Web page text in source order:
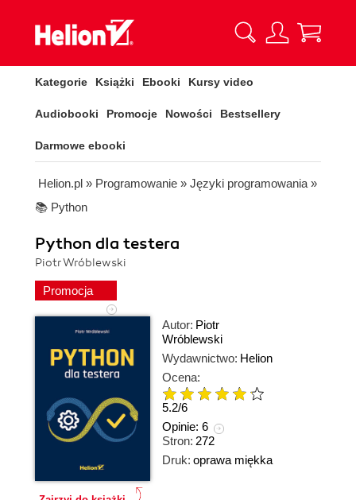
Kategorie Książki Ebooki Kursy video
Audiobooki Promocje Nowości Bestsellery
Darmowe ebooki
Helion.pl » Programowanie » Języki programowania »
📚 Python
Python dla testera
Piotr Wróblewski
Promocja
Autor: Piotr
Wróblewski
Wydawnictwo: Helion
Ocena:
5.2/6
Opinie: 6
Stron: 272
Druk: oprawa miękka